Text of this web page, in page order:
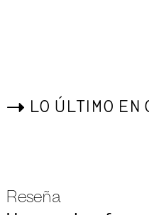
-> LO ÚLTIMO EN
Reseña